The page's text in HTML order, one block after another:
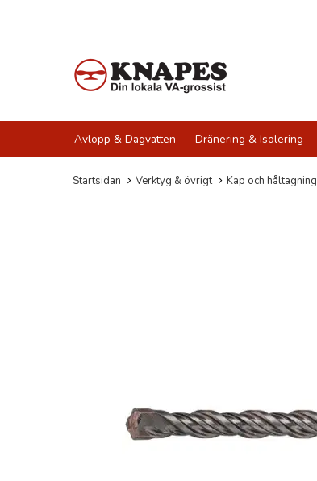
Avlopp & Dagvatten Dränering & Isolering
Startsidan Verktyg & övrigt Kap och håltagning